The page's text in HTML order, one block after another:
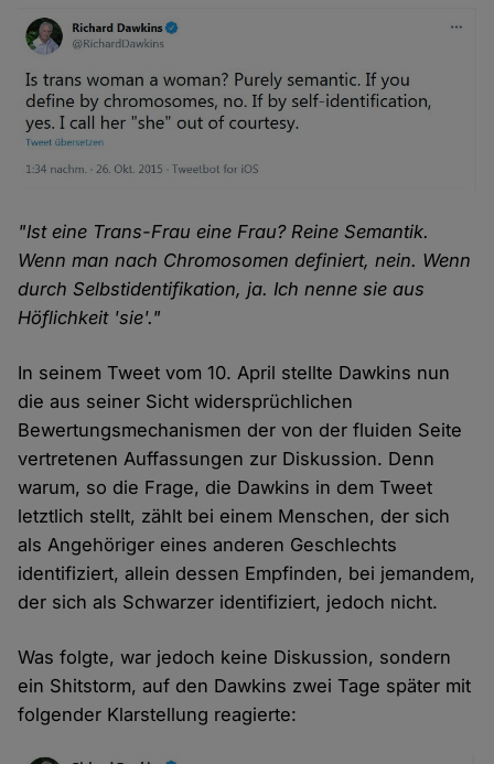
"Ist eine Trans-Frau eine Frau? Reine Semantik.
Wenn man nach Chromosomen definiert, nein. Wenn
durch Selbstidentifikation, ja. Ich nenne sie aus
Höflichkeit 'sie'."
In seinem Tweet vom 10. April stellte Dawkins nun
die aus seiner Sicht widersprüchlichen
Bewertungsmechanismen der von der fluiden Seite
vertretenen Auffassungen zur Diskussion. Denn
warum, so die Frage, die Dawkins in dem Tweet
letztlich stellt, zählt bei einem Menschen, der sich
als Angehöriger eines anderen Geschlechts
identifiziert, allein dessen Empfinden, bei jemandem,
der sich als Schwarzer identifiziert, jedoch nicht.
Was folgte, war jedoch keine Diskussion, sondern
ein Shitstorm, auf den Dawkins zwei Tage später mit
folgender Klarstellung reagierte: